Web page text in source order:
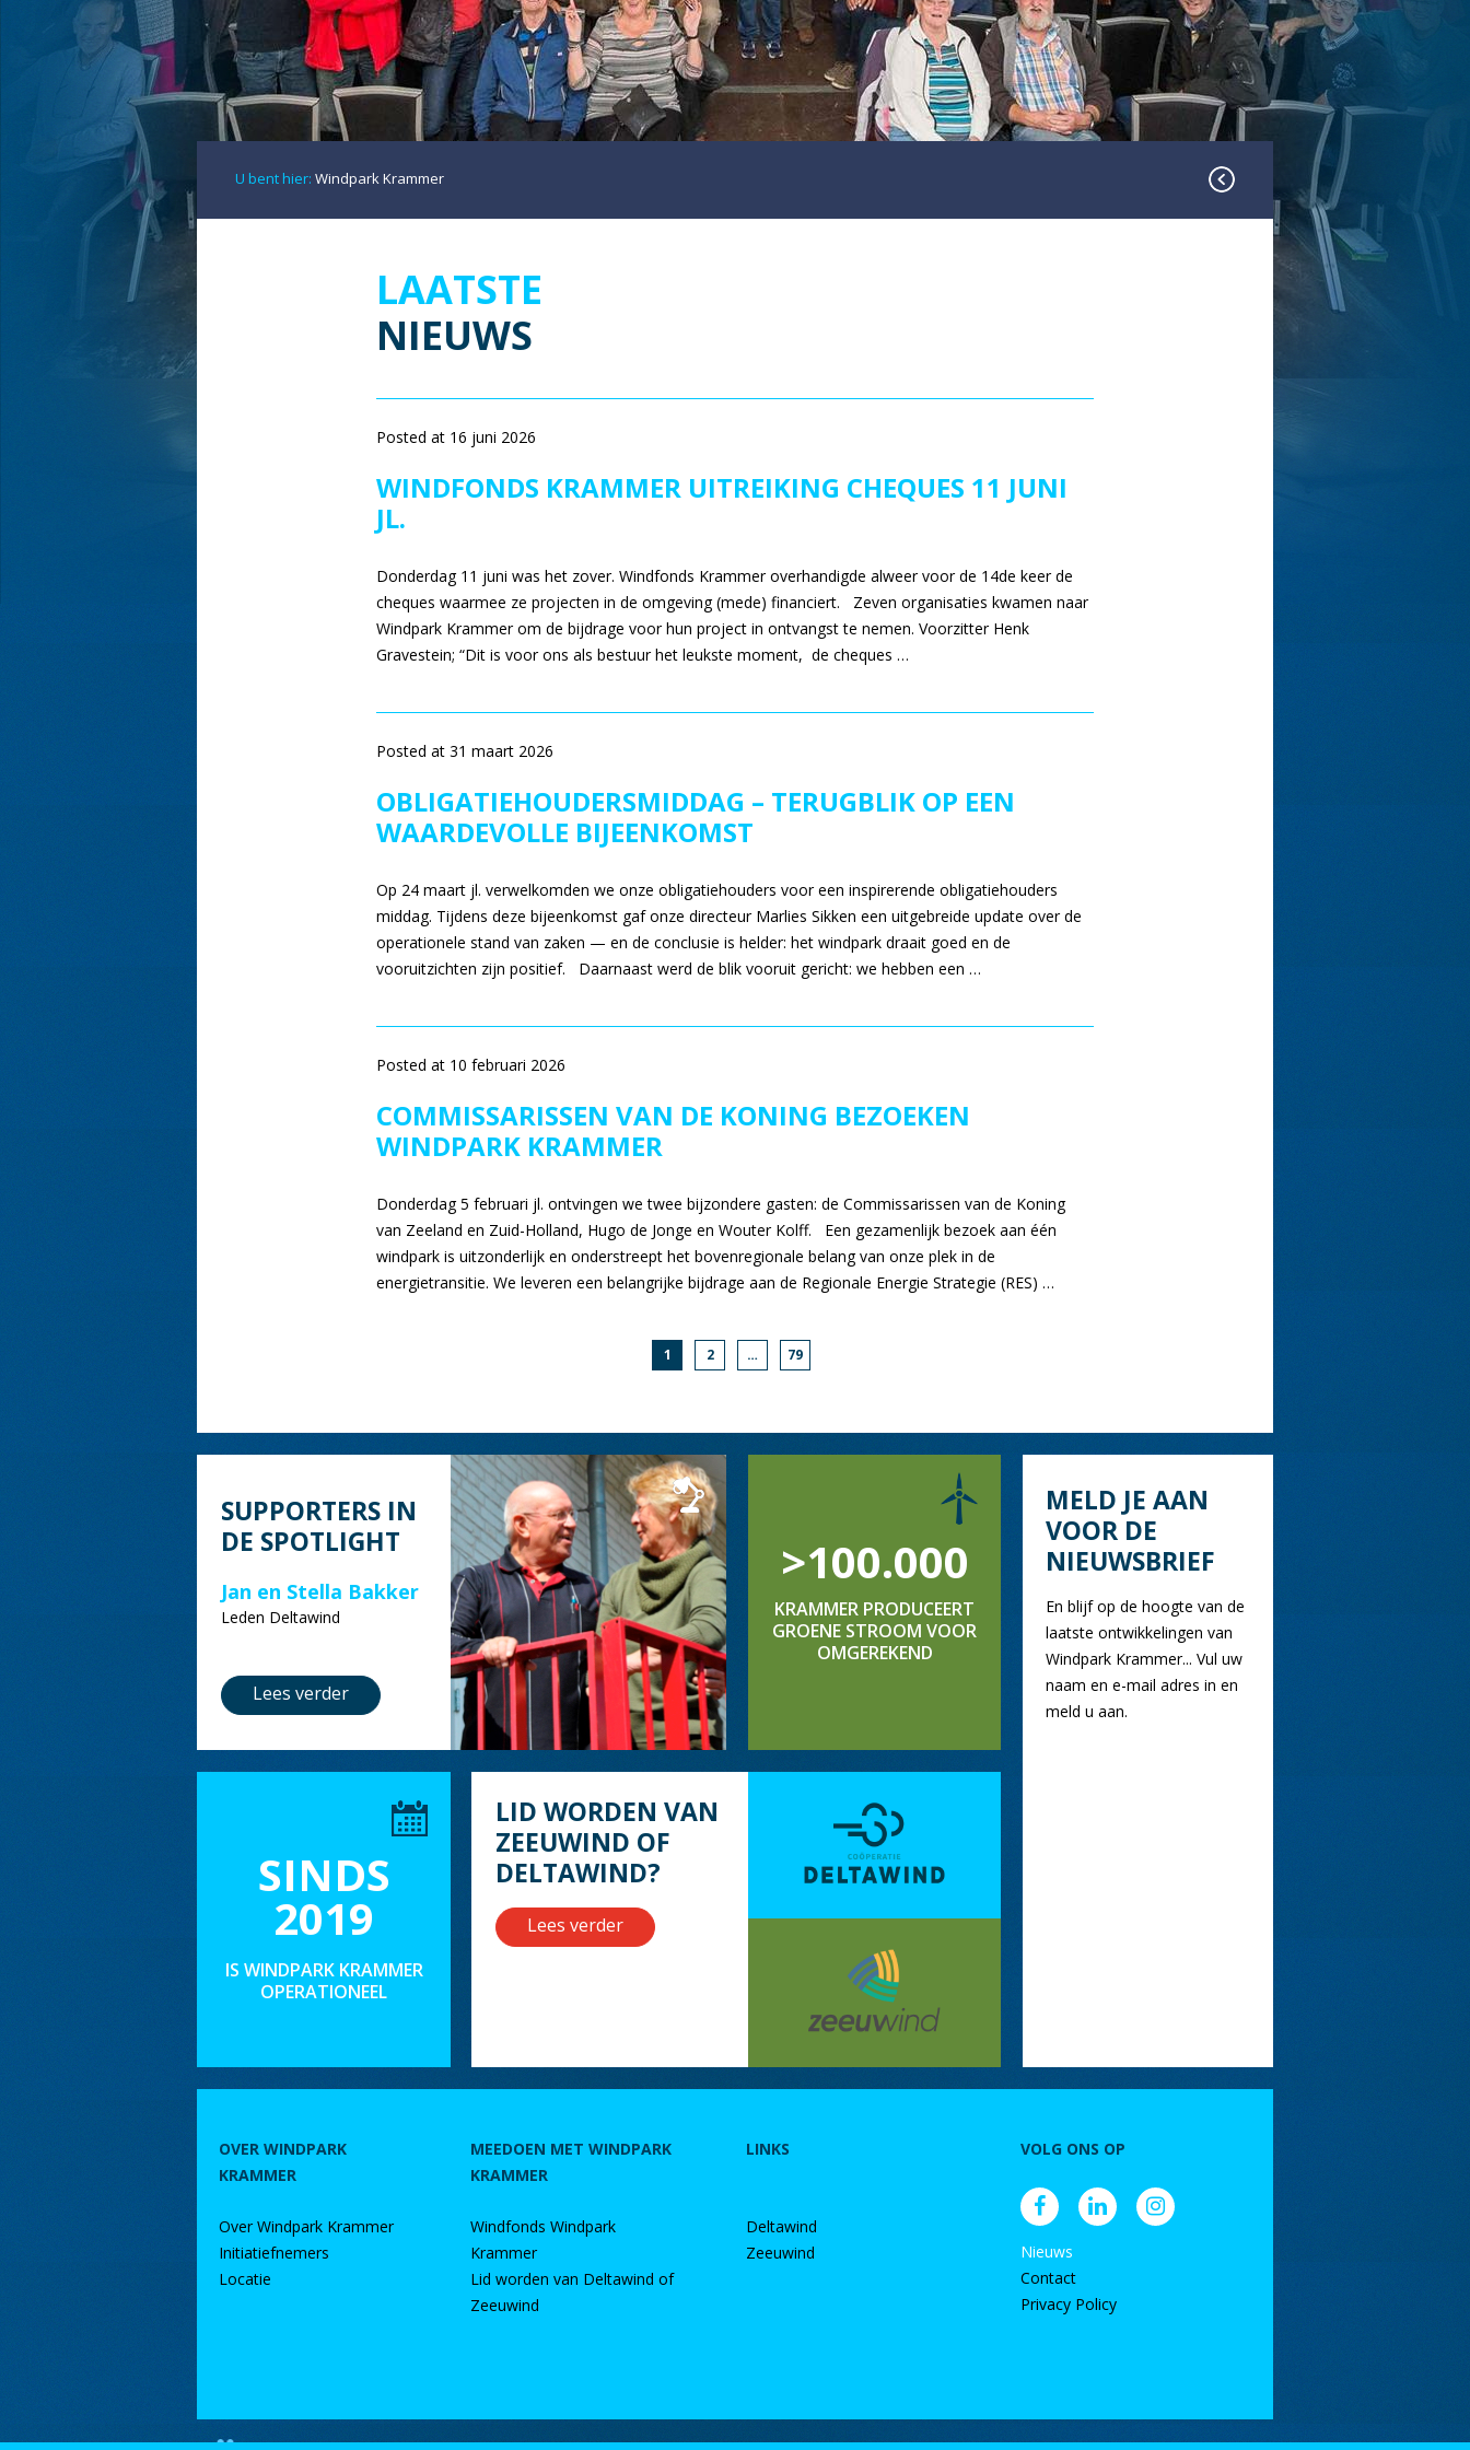
U bent hier: Windpark Krammer
LAATSTE
NIEUWS
Posted at 16 juni 2026
WINDFONDS KRAMMER UITREIKING CHEQUES 11 JUNI
JL.
Donderdag 11 juni was het zover. Windfonds Krammer overhandigde alweer voor de 14de keer de
cheques waarmee ze projecten in de omgeving (mede) financiert. Zeven organisaties kwamen naar
Windpark Krammer om de bijdrage voor hun project in ontvangst te nemen. Voorzitter Henk
Gravestein; “Dit is voor ons als bestuur het leukste moment, de cheques …
Posted at 31 maart 2026
OBLIGATIEHOUDERSMIDDAG – TERUGBLIK OP EEN
WAARDEVOLLE BIJEENKOMST
Op 24 maart jl. verwelkomden we onze obligatiehouders voor een inspirerende obligatiehouders
middag. Tijdens deze bijeenkomst gaf onze directeur Marlies Sikken een uitgebreide update over de
operationele stand van zaken — en de conclusie is helder: het windpark draait goed en de
vooruitzichten zijn positief. Daarnaast werd de blik vooruit gericht: we hebben een …
Posted at 10 februari 2026
COMMISSARISSEN VAN DE KONING BEZOEKEN
WINDPARK KRAMMER
Donderdag 5 februari jl. ontvingen we twee bijzondere gasten: de Commissarissen van de Koning
van Zeeland en Zuid-Holland, Hugo de Jonge en Wouter Kolff. Een gezamenlijk bezoek aan één
windpark is uitzonderlijk en onderstreept het bovenregionale belang van onze plek in de
energietransitie. We leveren een belangrijke bijdrage aan de Regionale Energie Strategie (RES) …
PAGINA
1 Pagina
2 … Pagina
79
SUPPORTERS IN
DE SPOTLIGHT
Jan en Stella Bakker
Leden Deltawind
Lees verder
>100.000
KRAMMER PRODUCEERT
GROENE STROOM VOOR
OMGEREKEND
SINDS
2019
IS WINDPARK KRAMMER
OPERATIONEEL
LID WORDEN VAN
ZEEUWIND OF
DELTAWIND?
Lees verder
MELD JE AAN
VOOR DE
NIEUWSBRIEF
En blijf op de hoogte van de
laatste ontwikkelingen van
Windpark Krammer... Vul uw
naam en e-mail adres in en
meld u aan.
OVER WINDPARK
KRAMMER
Over Windpark Krammer
Initiatiefnemers
Locatie
MEEDOEN MET WINDPARK
KRAMMER
Windfonds Windpark
Krammer
Lid worden van Deltawind of
Zeeuwind
LINKS
Deltawind
Zeeuwind
VOLG ONS OP
Nieuws
Contact
Privacy Policy